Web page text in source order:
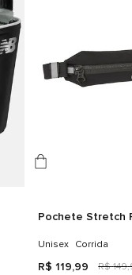
Pochete Stretch
Unisex Corrida
R$ 119,99 R$ 149,